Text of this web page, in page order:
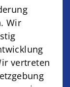
Wir
vertreten